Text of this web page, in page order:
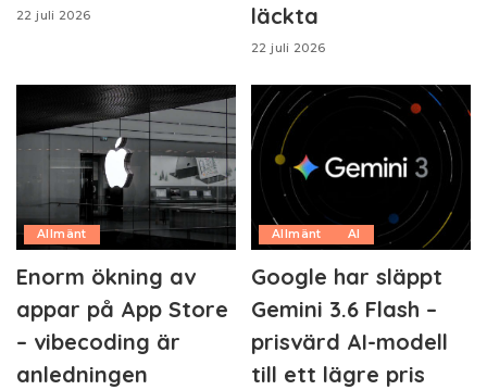
22 juli 2026
läckta
22 juli 2026
Allmänt
Enorm ökning av
appar på App Store
– vibecoding är
anledningen
Allmänt AI
Google har släppt
Gemini 3.6 Flash –
prisvärd AI-modell
till ett lägre pris